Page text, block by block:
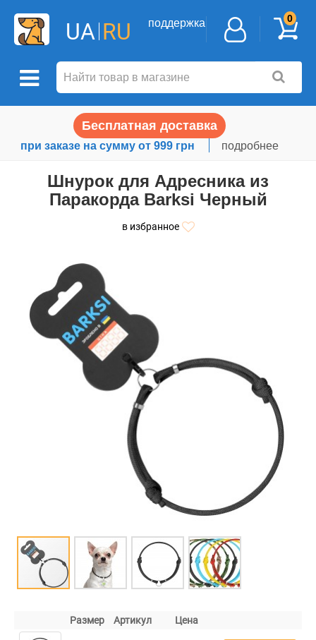
UA RU поддержка 0
Бесплатная доставка
при заказе на сумму от 999 грн подробнее
Шнурок для Адресника из
Паракорда Barksi Черный
в избранное
Размер Артикул Цена